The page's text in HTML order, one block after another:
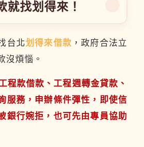
就找划得來！
台北划得來借款 ，政府合法立
沒煩惱。
程款借款、工程週轉金貸款、
服務，申辦條件彈性，即使信
銀行婉拒，也可先由專員協助